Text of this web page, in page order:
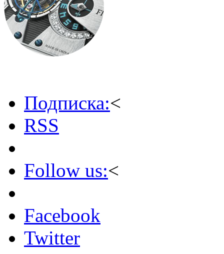
Подписка:<
RSS
Follow us:<
Facebook
Twitter